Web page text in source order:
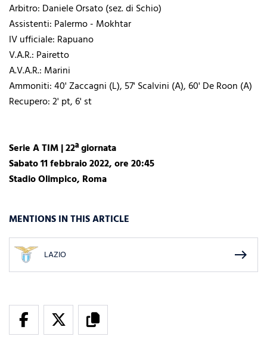
Arbitro: Daniele Orsato (sez. di Schio)
Assistenti: Palermo - Mokhtar
IV ufficiale: Rapuano
V.A.R.: Pairetto
A.V.A.R.: Marini
Ammoniti: 40' Zaccagni (L), 57' Scalvini (A), 60' De Roon (A)
Recupero: 2' pt, 6' st
Serie A TIM | 22ª giornata
Sabato 11 febbraio 2022, ore 20:45
Stadio Olimpico, Roma
MENTIONS IN THIS ARTICLE
LAZIO east